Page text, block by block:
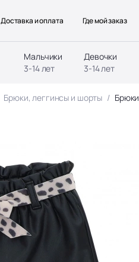
Мальчики
3-14 лет
Девочки
3-14 лет
Доставка и оплата Где мой заказ
Брюки, леггинсы и шорты Брюки